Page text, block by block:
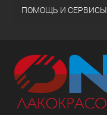
ПОМОЩЬ И СЕРВИСЫ